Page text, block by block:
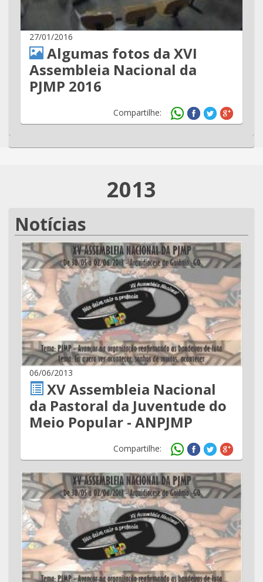
27/01/2016
Algumas fotos da XVI
Assembleia Nacional da
PJMP 2016
Compartilhe:
2013
Notícias
06/06/2013
XV Assembleia Nacional
da Pastoral da Juventude do
Meio Popular - ANPJMP
Compartilhe: